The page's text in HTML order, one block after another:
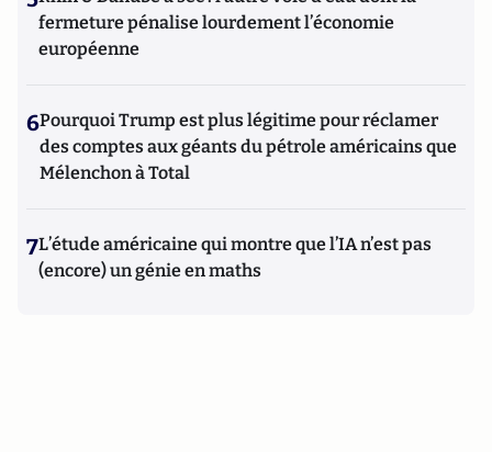
fermeture pénalise lourdement l’économie
européenne
6Pourquoi Trump est plus légitime pour réclamer
des comptes aux géants du pétrole américains que
Mélenchon à Total
7L’étude américaine qui montre que l’IA n’est pas
(encore) un génie en maths